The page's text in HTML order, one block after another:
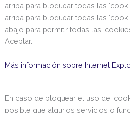
arriba para bloquear todas las
arriba para bloquear todas las
abajo para permitir todas las
Aceptar.
Más información sobre Internet
En caso de bloquear el uso de
posible que algunos servicios o